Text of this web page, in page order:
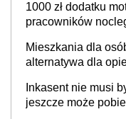
cały kraj
1000 zł dodatku
pracowników
Mieszkania dla
alternatywa dla
Inkasent nie musi
jeszcze może